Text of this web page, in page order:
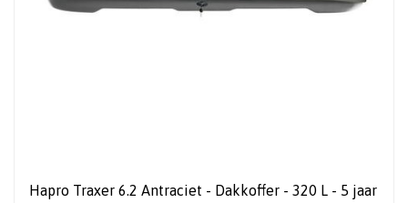
Hapro Traxer 6.2 Antraciet - Dakkoffer - 320 L - 5 jaar